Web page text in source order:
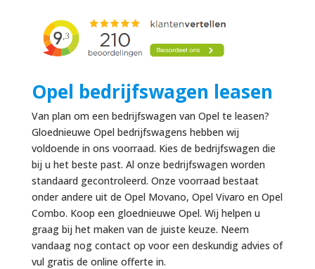
Opel bedrijfswagen leasen
Van plan om een bedrijfswagen van Opel te leasen?
Gloednieuwe Opel bedrijfswagens hebben wij
voldoende in ons voorraad. Kies de bedrijfswagen die
bij u het beste past. Al onze bedrijfswagen worden
standaard gecontroleerd. Onze voorraad bestaat
onder andere uit de Opel Movano, Opel Vivaro en Opel
Combo. Koop een gloednieuwe Opel. Wij helpen u
graag bij het maken van de juiste keuze. Neem
vandaag nog contact op voor een deskundig advies of
vul gratis de online offerte in.